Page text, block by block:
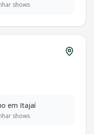
shows
em Itajaí
shows